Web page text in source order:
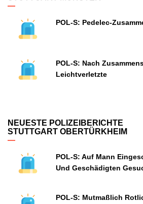
POL-S: Pedelec-
POL-S: Nach
Leichtverletzte
NEUESTE POLIZEIBERICHTE
STUTTGART OBERTÜRKHEIM
POL-S: Auf Mann
Und Geschädigten
POL-S: Mutmaßlich